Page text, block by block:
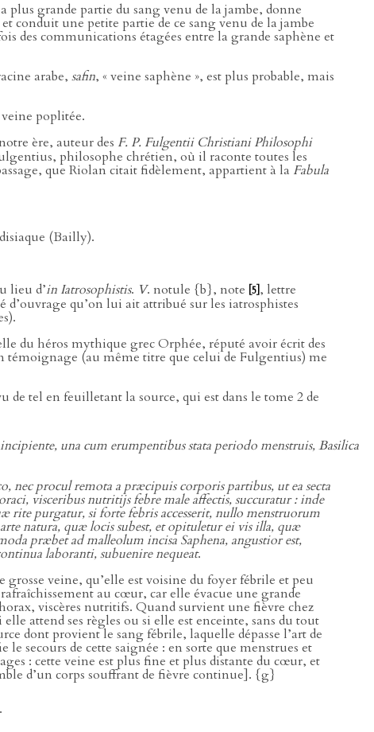
grande partie du sang venu de la jambe, donne
conduit une petite partie de ce sang venu de la jambe
des communications étagées entre la grande saphène et
arabe, safin, « veine saphène », est plus probable, mais
poplitée.
ère, auteur des F. P. Fulgentii Christiani Philosophi
philosophe chrétien, où il raconte toutes les
que Riolan citait fidèlement, appartient à la Fabula
(Bailly).
lieu d’in Iatrosophistis. V. notule {b}, note [5] , lettre
qu’on lui ait attribué sur les iatrosphistes
du héros mythique grec Orphée, réputé avoir écrit des
témoignage (au même titre que celui de Fulgentius) me
de tel en feuilletant la source, qui est dans le tome 2 de
una cum erumpentibus stata periodo menstruis, Basilica
procul remota a præcipuis corporis partibus, ut ea secta
visceribus nutritijs febre male affectis, succuratur : inde
rite purgatur, si forte febris accesserit, nullo menstruorum
natura, quæ locis subest, et opituletur ei vis illa, quæ
præbet ad malleolum incisa Saphena, angustior est,
laboranti, subuenire nequeat.
veine, qu’elle est voisine du foyer fébrile et peu
au cœur, car elle évacue une grande
viscères nutritifs. Quand survient une fièvre chez
attend ses règles ou si elle est enceinte, sans du tout
dont provient le sang fébrile, laquelle dépasse l’art de
secours de cette saignée : en sorte que menstrues et
: cette veine est plus fine et plus distante du cœur, et
d’un corps souffrant de fièvre continue]. {g}